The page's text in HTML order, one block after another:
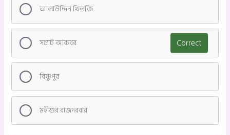
আলাউদ্দিন খিলজি
সম্রাট আকবর Correct
বিষ্ণুপুর
মহীশুর রাজদরবার